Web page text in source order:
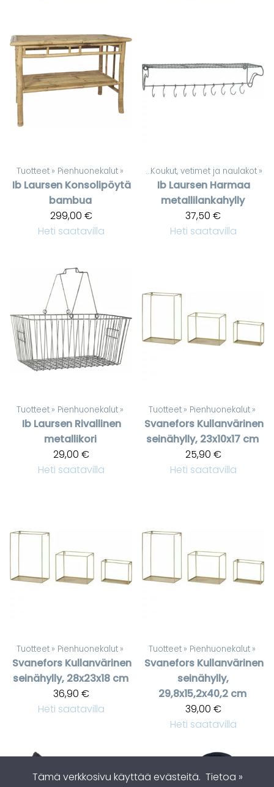
Tuotteet ‪» Pienhuonekalut ‪»
Ib Laursen Konsolipöytä
bambua
299,00 €
Heti saatavilla
Tuotteet ‪»Koukut, vetimet ja naulakot ‪»
Ib Laursen Harmaa
metallilankahylly
37,50 €
Heti saatavilla
Tuotteet ‪» Pienhuonekalut ‪»
Ib Laursen Rivallinen
metallikori
29,00 €
Heti saatavilla
Tuotteet ‪» Pienhuonekalut ‪»
Svanefors Kullanvärinen
seinähylly, 23x10x17 cm
25,90 €
Heti saatavilla
Tuotteet ‪» Pienhuonekalut ‪»
Svanefors Kullanvärinen
seinähylly, 28x23x18 cm
36,90 €
Heti saatavilla
Tuotteet ‪» Pienhuonekalut ‪»
Svanefors Kullanvärinen
seinähylly,
29,8x15,2x40,2 cm
39,00 €
Heti saatavilla
Tämä verkkosivu käyttää evästeitä. Tietoa »